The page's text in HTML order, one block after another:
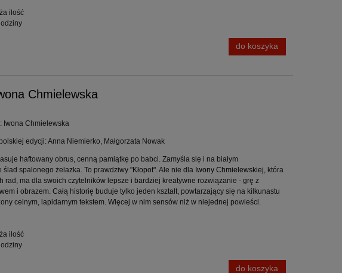
ilość
do koszyka
Chmielewska
Iwona Chmielewska
edycji: Anna Niemierko, Małgorzata Nowak
haftowany obrus, cenną pamiątkę po babci. Zamyśla się i na białym
ślad spalonego żelazka. To prawdziwy "Kłopot". Ale nie dla Iwony Chmielewskiej , która
rad, ma dla swoich czytelników lepsze i bardziej kreatywne rozwiązanie - grę z
i obrazem. Całą historię buduje tylko jeden kształt, powtarzający się na kilkunastu
celnym, lapidarnym tekstem. Więcej w nim sensów niż w niejednej powieści.
ilość
do koszyka